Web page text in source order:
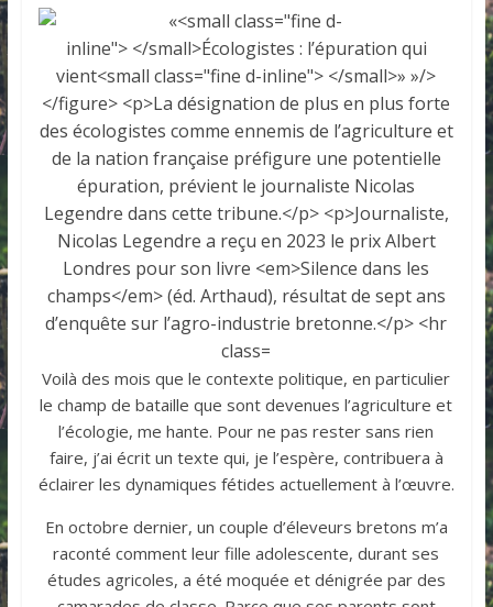
Voilà des mois que le contexte politique, en particulier
le champ de bataille que sont devenues l’agriculture et
l’écologie, me hante. Pour ne pas rester sans rien
faire, j’ai écrit un texte qui, je l’espère, contribuera à
éclairer les dynamiques fétides actuellement à l’œuvre.
En octobre dernier, un couple d’éleveurs bretons m’a
raconté comment leur fille adolescente, durant ses
études agricoles, a été moquée et dénigrée par des